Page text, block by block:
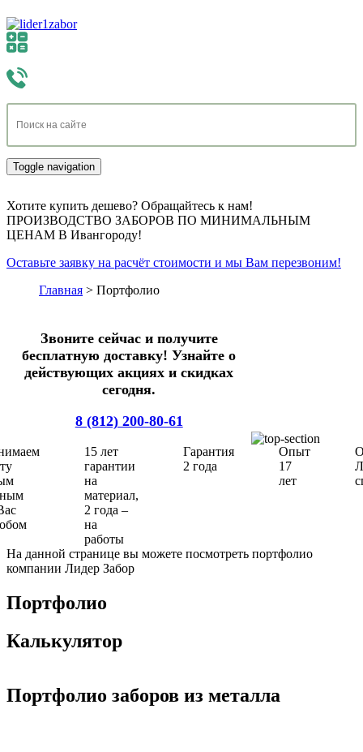
Toggle navigation
Хотите купить дешево? Обращайтесь к нам!
ПРОИЗВОДСТВО ЗАБОРОВ ПО МИНИМАЛЬНЫМ
ЦЕНАМ В Ивангороду!
Оставьте заявку на расчёт стоимости и мы Вам перезвоним!
Главная > Портфолио
Звоните сейчас и получите
бесплатную доставку!Узнайте о
действующих акциях и скидках
сегодня.
8 (812) 200-80-61
15 лет
гарантии
на
материал,
2 года –
на
работы
Гарантия
2 года
Опыт
17
лет
На данной странице вы можете посмотреть портфолио
компании Лидер Забор
Портфолио
Калькулятор
Портфолио заборов из металла